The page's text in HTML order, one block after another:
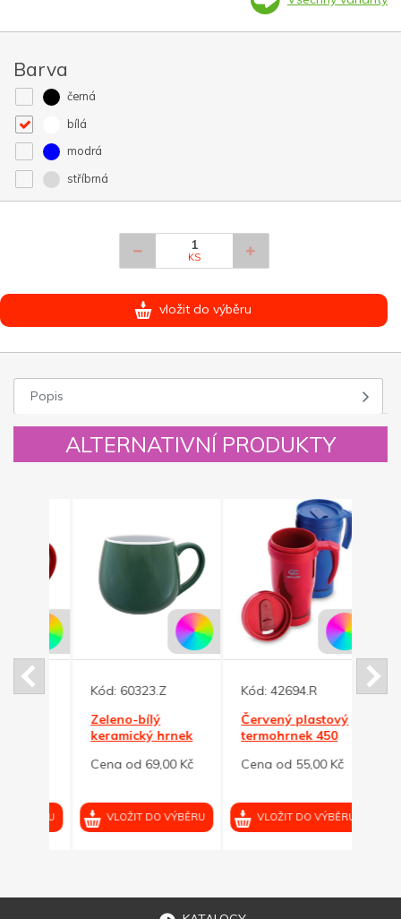
Barva
černá
bílá
modrá
stříbrná
KS
vložit do výběru
Popis
ALTERNATIVNÍ PRODUKTY
Kód:60323.Z
Zeleno-bílý
keramický hrnek
Cena od 69,00 Kč
VLOŽIT DO VÝBĚRU
Kód:42694.R
Červený plastový
termohrnek 450
Cena od 55,00 Kč
VLOŽIT DO VÝBĚRU
Kód: